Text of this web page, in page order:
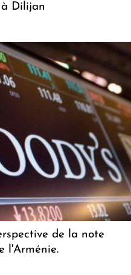
à Dilijan
de la note
l'Arménie.